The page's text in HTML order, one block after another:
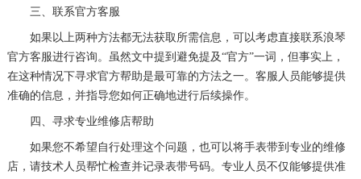
三、联系官方客服
如果以上两种方法都无法获取所需信息，可以考虑直接联系浪琴
官方客服进行咨询。虽然文中提到避免提及“官方”一词，但事实上，
在这种情况下寻求官方帮助是最可靠的方法之一。客服人员能够提供
准确的信息，并指导您如何正确地进行后续操作。
四、寻求专业维修店帮助
如果您不希望自行处理这个问题，也可以将手表带到专业的维修
店，请技术人员帮忙检查并记录表带号码。专业人员不仅能够提供准